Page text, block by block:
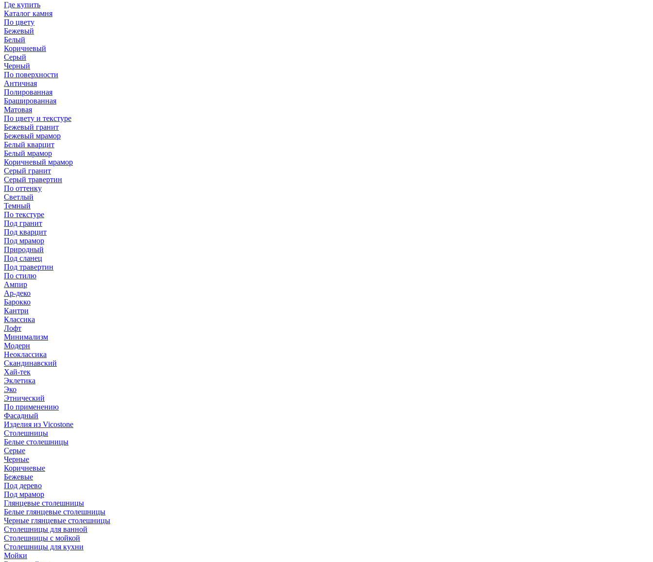
Где купить
Каталог камня
По цвету
Бежевый
Белый
Коричневый
Серый
Черный
По поверхности
Античная
Полированная
Брашированная
Матовая
По цвету и текстуре
Бежевый гранит
Бежевый мрамор
Белый кварцит
Белый мрамор
Коричневый мрамор
Серый гранит
Серый травертин
По оттенку
Светлый
Темный
По текстуре
Под гранит
Под кварцит
Под мрамор
Природный
Под сланец
Под травертин
По стилю
Ампир
Ар-деко
Барокко
Кантри
Классика
Лофт
Минимализм
Модерн
Неоклассика
Скандинавский
Хай-тек
Эклетика
Эко
Этнический
По применению
Фасадный
Изделия из Vicostone
Столешницы
Белые столешницы
Серые
Черные
Коричневые
Бежевые
Под дерево
Под мрамор
Глянцевые столешницы
Белые глянцевые столешницы
Черные глянцевые столешницы
Столешницы для ванной
Столешницы с мойкой
Столешницы для кухни
Мойки